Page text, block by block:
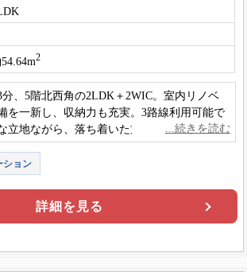
2
、5階北西角の2LDK＋2WIC。室内リノベ
を一新し、収納力も充実。3路線利用可能で
立地ながら、落ち着いた文京エリアで快適
。
ション
詳細を見る